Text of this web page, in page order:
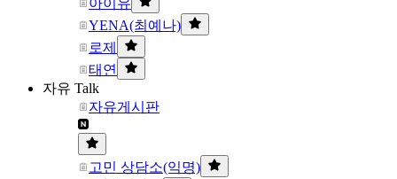
아이유
YENA(최예나)
로제
태연
자유 Talk
자유게시판
고민 상담소(익명)